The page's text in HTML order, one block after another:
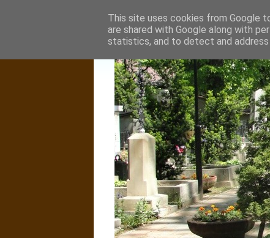
This site uses cookies from Google
are shared with Google along with
statistics, and to detect and address